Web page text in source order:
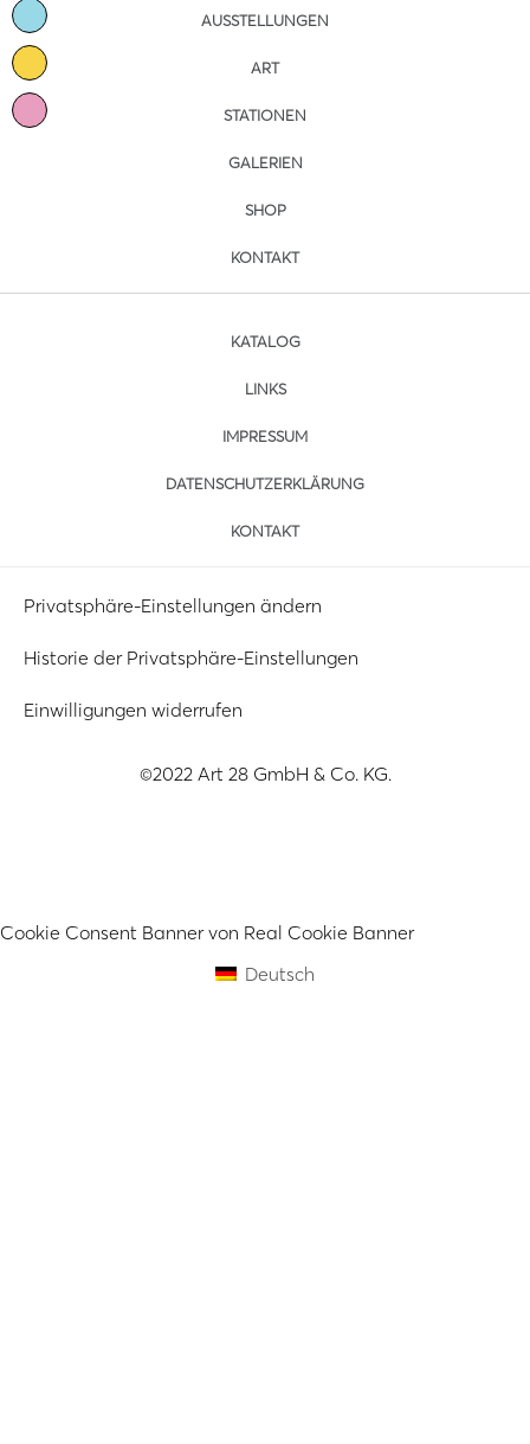
AUSSTELLUNGEN
ART
STATIONEN
GALERIEN
SHOP
KONTAKT
KATALOG
LINKS
IMPRESSUM
DATENSCHUTZERKLÄRUNG
KONTAKT
Privatsphäre-Einstellungen ändern
Historie der Privatsphäre-Einstellungen
Einwilligungen widerrufen
©2022 Art 28 GmbH & Co. KG.
Cookie Consent Banner von Real Cookie Banner
Deutsch